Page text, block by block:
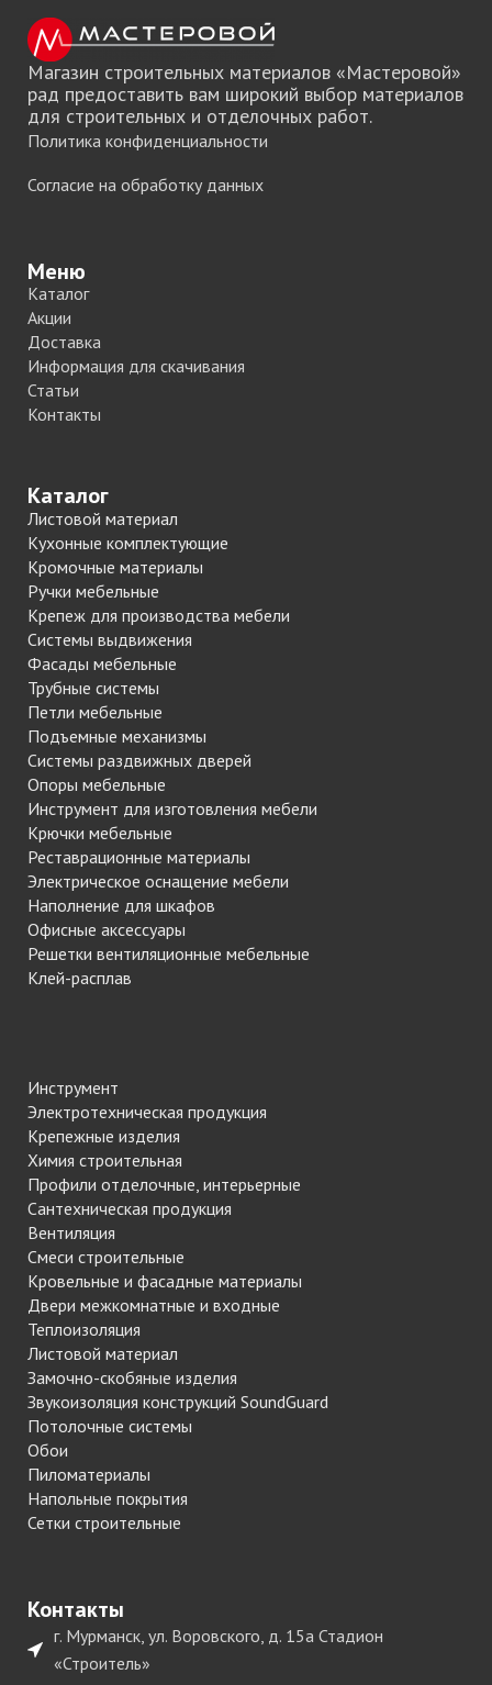
Магазин строительных материалов «Мастеровой»
рад предоставить вам широкий выбор материалов
для строительных и отделочных работ.
Политика конфиденциальности
Согласие на обработку данных
Меню
Каталог
Акции
Доставка
Информация для скачивания
Статьи
Контакты
Каталог
Листовой материал
Кухонные комплектующие
Кромочные материалы
Ручки мебельные
Крепеж для производства мебели
Системы выдвижения
Фасады мебельные
Трубные системы
Петли мебельные
Подъемные механизмы
Системы раздвижных дверей
Опоры мебельные
Инструмент для изготовления мебели
Крючки мебельные
Реставрационные материалы
Электрическое оснащение мебели
Наполнение для шкафов
Офисные аксессуары
Решетки вентиляционные мебельные
Клей-расплав
Инструмент
Электротехническая продукция
Крепежные изделия
Химия строительная
Профили отделочные, интерьерные
Сантехническая продукция
Вентиляция
Смеси строительные
Кровельные и фасадные материалы
Двери межкомнатные и входные
Теплоизоляция
Листовой материал
Замочно-скобяные изделия
Звукоизоляция конструкций SoundGuard
Потолочные системы
Обои
Пиломатериалы
Напольные покрытия
Сетки строительные
Контакты
г. Мурманск, ул. Воровского, д. 15а Стадион
«Строитель»